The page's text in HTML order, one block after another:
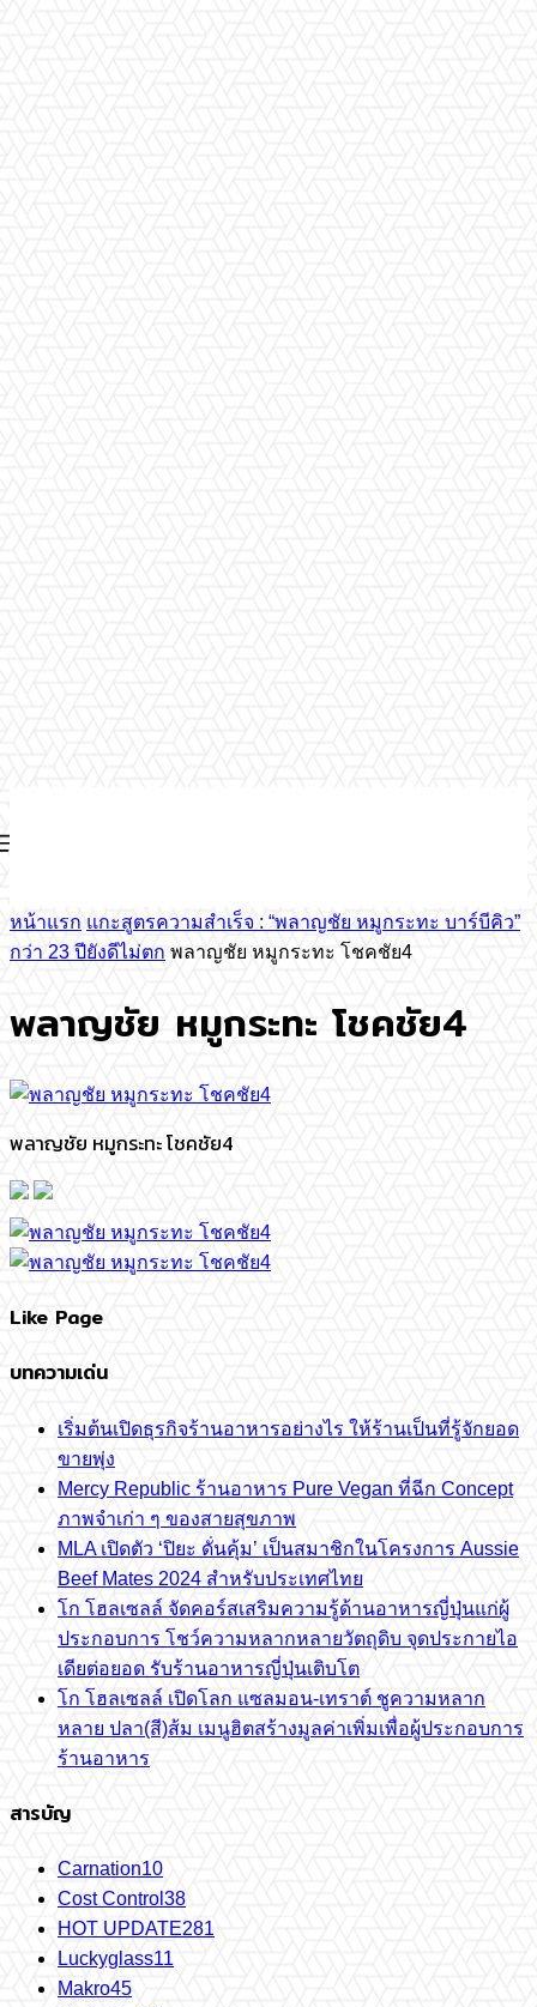
หน้าแรก แกะสูตรความสำเร็จ : “พลาญชัย หมูกระทะ บาร์บีคิว”
กว่า 23 ปียังดีไม่ตก พลาญชัย หมูกระทะ โชคชัย4
พลาญชัย หมูกระทะ โชคชัย4
พลาญชัย หมูกระทะ โชคชัย4
Like Page
บทความเด่น
เริ่มต้นเปิดธุรกิจร้านอาหารอย่างไร ให้ร้านเป็นที่รู้จักยอด
ขายพุ่ง
Mercy Republic ร้านอาหาร Pure Vegan ที่ฉีก Concept
ภาพจำเก่า ๆ ของสายสุขภาพ
MLA เปิดตัว ‘ปิยะ ดั่นคุ้ม’ เป็นสมาชิกในโครงการ Aussie
Beef Mates 2024 สำหรับประเทศไทย
โก โฮลเซลล์ จัดคอร์สเสริมความรู้ด้านอาหารญี่ปุ่นแก่ผู้
ประกอบการ โชว์ความหลากหลายวัตถุดิบ จุดประกายไอ
เดียต่อยอด รับร้านอาหารญี่ปุ่นเติบโต
โก โฮลเซลล์ เปิดโลก แซลมอน-เทราต์ ชูความหลาก
หลาย ปลา(สี)ส้ม เมนูฮิตสร้างมูลค่าเพิ่มเพื่อผู้ประกอบการ
ร้านอาหาร
สารบัญ
Carnation10
Cost Control 38
HOT UPDATE281
Luckyglass11
Makro45